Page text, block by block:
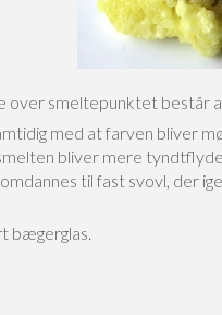
over smeltepunktet består
med at farven bliver
bliver mere
til fast svovl, der
bægerglas.